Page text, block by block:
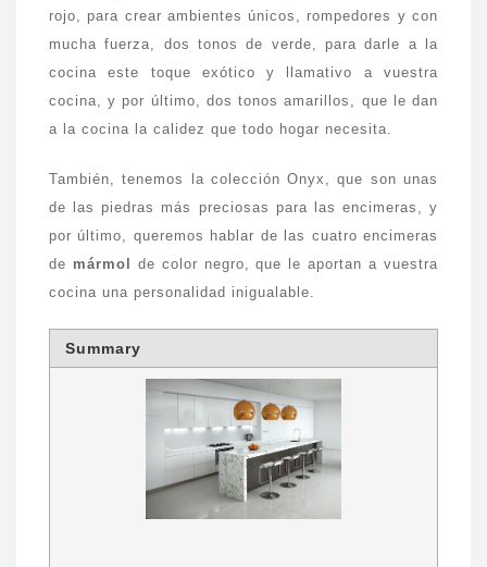
rojo, para crear ambientes únicos, rompedores y con
mucha fuerza, dos tonos de verde, para darle a la
cocina este toque exótico y llamativo a vuestra
cocina, y por último, dos tonos amarillos, que le dan
a la cocina la calidez que todo hogar necesita.
También, tenemos la colección Onyx, que son unas
de las piedras más preciosas para las encimeras, y
por último, queremos hablar de las cuatro encimeras
de mármol
de color negro, que le aportan a vuestra
cocina una personalidad inigualable.
Summary